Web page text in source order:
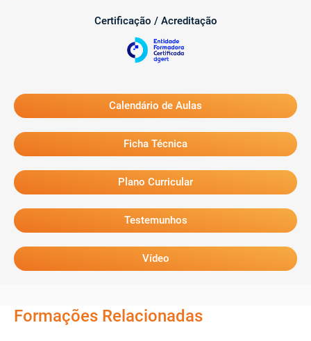
Certificação / Acreditação
Calendário de Aulas
Ficha Técnica
Plano Curricular
Testemunhos
Vídeo
Formações Relacionadas